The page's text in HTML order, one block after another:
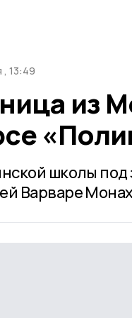
, 13:49
из
школы
Варваре